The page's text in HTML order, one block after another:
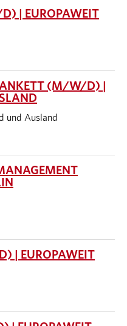
| EUROPAWEIT
(M/W/D) |
und Ausland
| EUROPAWEIT